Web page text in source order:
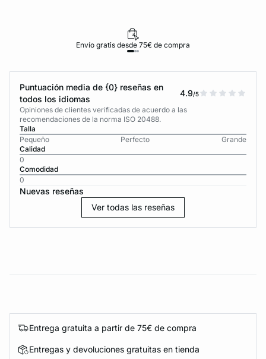
Envío gratis desde 75€ de compra
Puntuación media de {0} reseñas en
todos los idiomas
4.9/5
Opiniones de clientes verificadas de acuerdo a las
recomendaciones de la norma ISO 20488.
Talla
Pequeño
Perfecto
Grande
Calidad
0
Comodidad
0
Nuevas reseñas
Ver todas las reseñas
Entrega gratuita a partir de 75€ de compra
Entregas y devoluciones gratuitas en tienda